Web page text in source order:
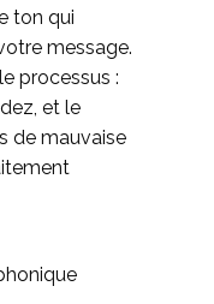
ton qui
message.
processus :
et le
de mauvaise